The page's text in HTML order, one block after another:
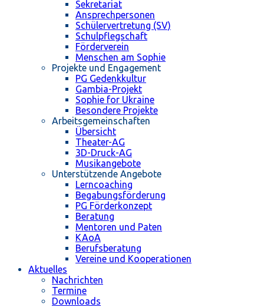
Sekretariat
Ansprechpersonen
Schülervertretung (SV)
Schulpflegschaft
Förderverein
Menschen am Sophie
Projekte und Engagement
PG Gedenkkultur
Gambia-Projekt
Sophie for Ukraine
Besondere Projekte
Arbeitsgemeinschaften
Übersicht
Theater-AG
3D-Druck-AG
Musikangebote
Unterstützende Angebote
Lerncoaching
Begabungsförderung
PG Förderkonzept
Beratung
Mentoren und Paten
KAoA
Berufsberatung
Vereine und Kooperationen
Aktuelles
Nachrichten
Termine
Downloads